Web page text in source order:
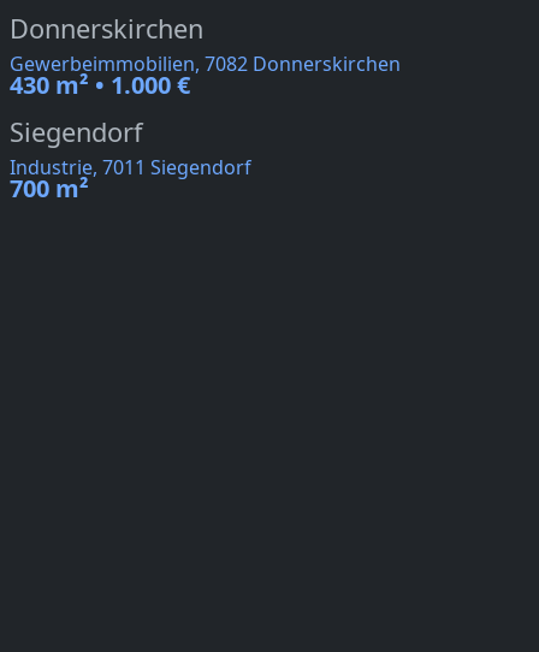
Donnerskirchen
Gewerbeimmobilien, 7082 Donnerskirchen
430 m² • 1.000 €
Siegendorf
Industrie, 7011 Siegendorf
700 m²